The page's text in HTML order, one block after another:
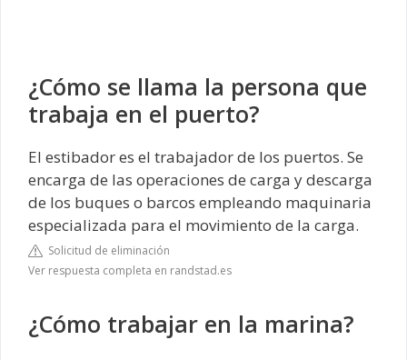
¿Cómo se llama la persona que
trabaja en el puerto?
El estibador es el trabajador de los puertos. Se
encarga de las operaciones de carga y descarga
de los buques o barcos empleando maquinaria
especializada para el movimiento de la carga.
Solicitud de eliminación
Ver respuesta completa en randstad.es
¿Cómo trabajar en la marina?